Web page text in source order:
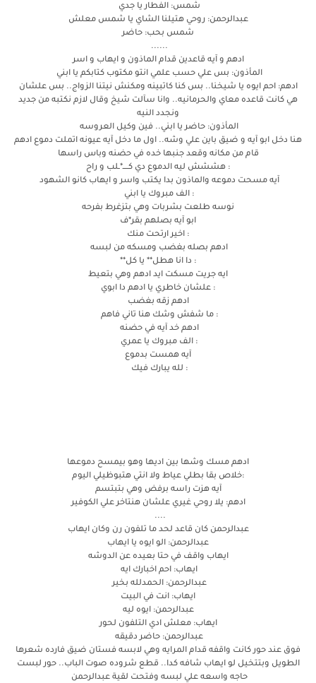
شمس: الفطار يا جدي
عبدالرحمن: روحي هتيلنا الشاي يا شمس معلش
شمس بحب: حاضر
......
ادهم و آيه قاعدين قدام الماذون و ايهاب و اسر
المأذون: بس علي حسب علمي انتو مكتوب كتابكم يا ابني
ادهم: احم ايوه يا شيخنا.. بس كنا كاتبينه ومكنش نيتنا الزواج.. بس علشان
هي كانت قاعده معاي والحرمانيه.. وانا سآلت شيخ وقال لازم نكتبه من جديد
ونجدد النيه
المأذون: حاضر يا ابني.. فين وكيل العروسه
هنا دخل ابو آيه و ضيق باين علي وشه.. اول ما دخل آيه عيونه اتملت دموع ادهم
قام من مكانه وقعد جنبها خده في حضنه وباس راسها
: هششش ليه الدموع دي كــــ*ـلب و راح
آيه مسحت دموعه والماذون بدا يكتب واسر و ايهاب كانو الشهود
: الف مبروك يا ابني
نوسه طلعت بشربات وهي بتزغرط بفرحه
ابو آيه بصلهم بقر*ف
: اخير ارتحت منك
ادهم بصله بغضب ومسكه من لبسه
: دا انا هطل** يا كل**
ايه جريت مسكت ايد ادهم وهي بتعيط
: علشان خاطري يا ادهم دا ابوي
ادهم زقه بغضب
: ما شفش وشك هنا تاني فاهم
ادهم خد آيه في حضنه
: الف مبروك يا عمري
آيه همست بدموع
: لله يبارك فيك
ادهم مسك وشها بين اديها وهو بيمسح دموعها
:خلاص بقا بطلي عياط ولا انتي هتبوظيلي اليوم
آيه هزت راسه برفض وهي بتبتسم
ادهم: يلا روحي غيري علشان هنتاخر علي الكوفير
....
عبدالرحمن كان قاعد لحد ما تلفون رن وكان ايهاب
عبدالرحمن: الو ايوه يا ايهاب
ايهاب واقف في حتا بعيده عن الدوشه
ايهاب: احم اخبارك ايه
عبدالرحمن: الحمدلله بخير
ايهاب: انت في البيت
عبدالرحمن: ايوه ليه
ايهاب: معلش ادي التلفون لحور
عبدالرحمن: حاضر دقيقه
فوق عند حور كانت واقفه قدام المرايه وهي لابسه فستان ضيق فارده شعرها
الطويل وبتتخيل لو ايهاب شافه كدا.. قطع شروده صوت الباب.. حور لبست
حاجه واسعه علي لبسه وفتحت لقية عبدالرحمن